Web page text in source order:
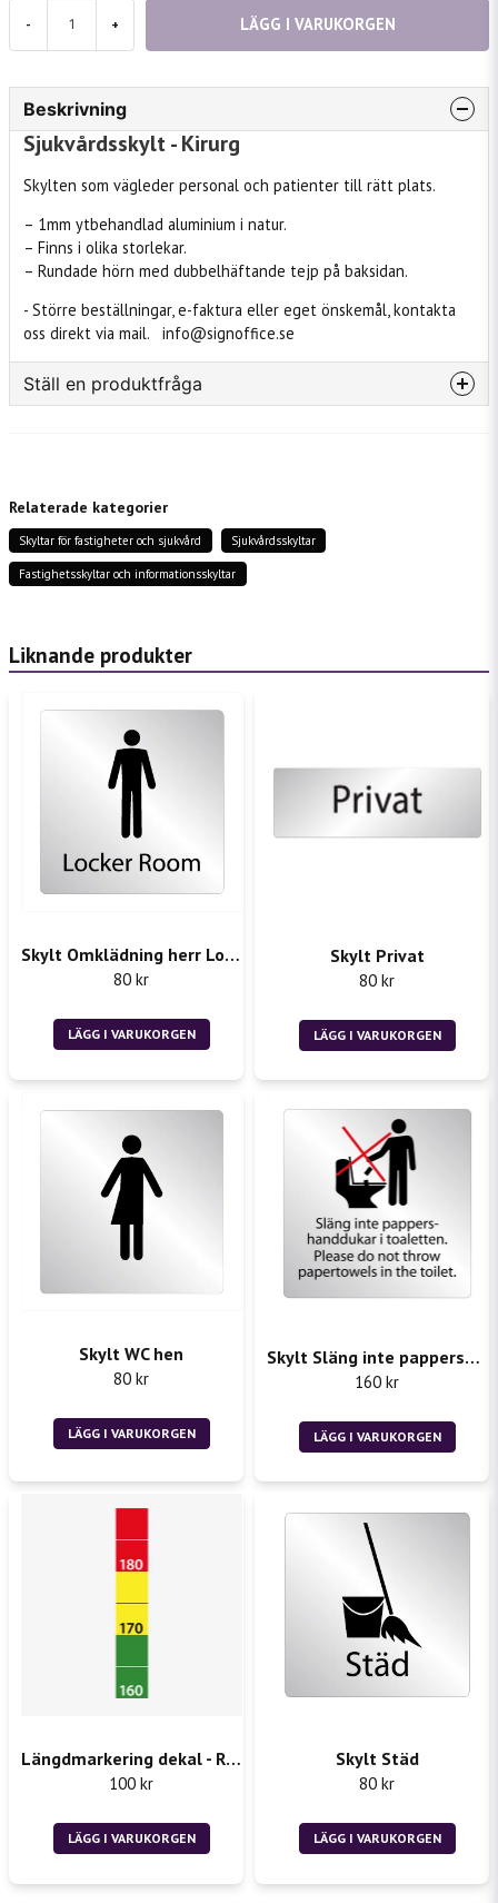
- + LÄGG I VARUKORGEN
Beskrivning
Sjukvårdsskylt - Kirurg
Skylten som vägleder personal och patienter till rätt plats.
– 1mm ytbehandlad aluminium i natur.
– Finns i olika storlekar.
– Rundade hörn med dubbelhäftande tejp på baksidan.
- Större beställningar, e-faktura eller eget önskemål, kontakta
oss direkt via mail. info@signoffice.se
Ställ en produktfråga
name
Namn
Mejladress
Ja, ni får publicera min fråga
Skicka fråga
Liknande produkter
Skylt Omklädning herr Locker Room
80 kr
LÄGG I VARUKORGEN
Skylt Privat
80 kr
LÄGG I VARUKORGEN
Skylt WC hen
80 kr
LÄGG I VARUKORGEN
Skylt Släng inte pappershanddukar i toaletten
160 kr
LÄGG I VARUKORGEN
Längdmarkering dekal - Rån 2st 50x300mm
100 kr
LÄGG I VARUKORGEN
Skylt Städ
80 kr
LÄGG I VARUKORGEN
Relaterade kategorier
Skyltar för fastigheter och sjukvård Sjukvårdsskyltar
Fastighetsskyltar och informationsskyltar